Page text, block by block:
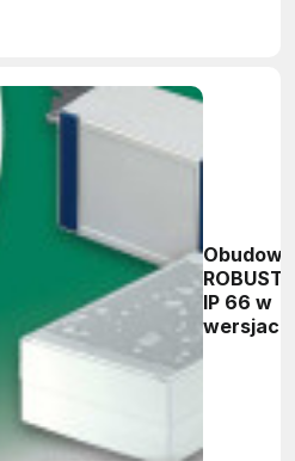
Obudowy
IP 66 w
wersjach